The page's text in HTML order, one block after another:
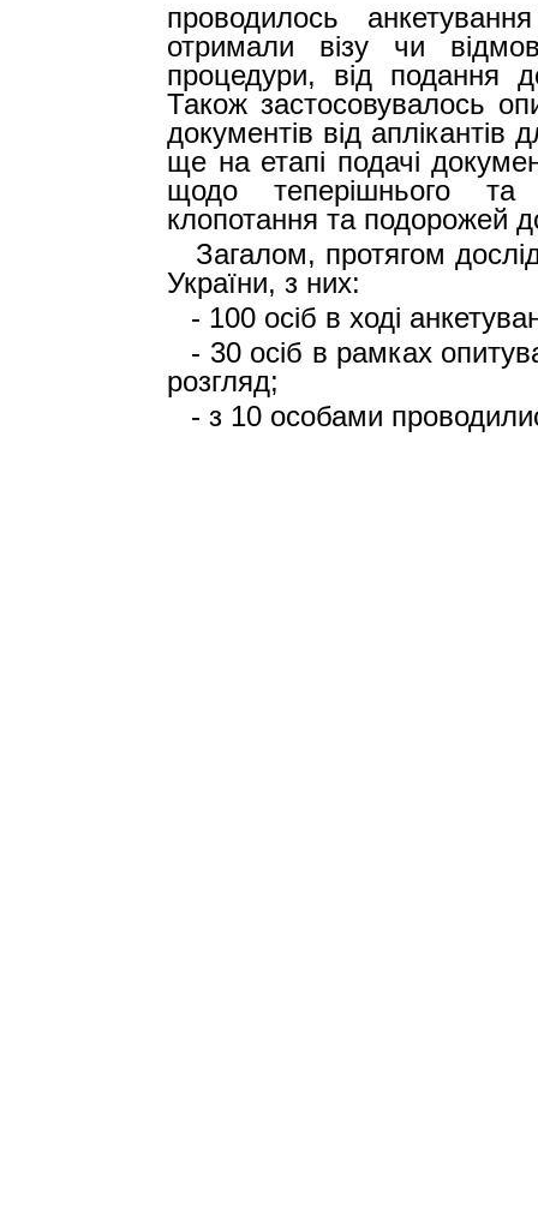
проводилось
отримали візу чи
процедури, від подання
Також застосовувалось
документів від
ще на етапі подачі
щодо теперішнього та
клопотання та подорожей
Загалом, протягом
України, з них:
- 100 осіб в ході
- 30 осіб в рамках
розгляд;
- з 10 особами